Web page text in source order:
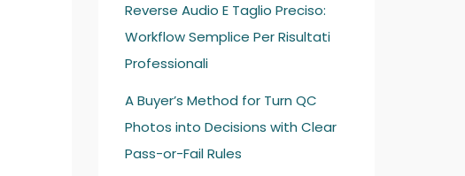
Reverse Audio E Taglio Preciso:
Workflow Semplice Per Risultati
Professionali
A Buyer’s Method for Turn QC
Photos into Decisions with Clear
Pass-or-Fail Rules